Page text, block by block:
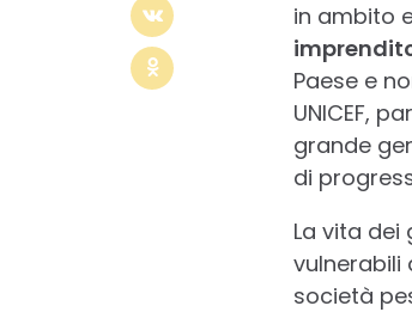
in ambito
Paese e
UNICEF,
grande
di
La vita
vulnerabili
società